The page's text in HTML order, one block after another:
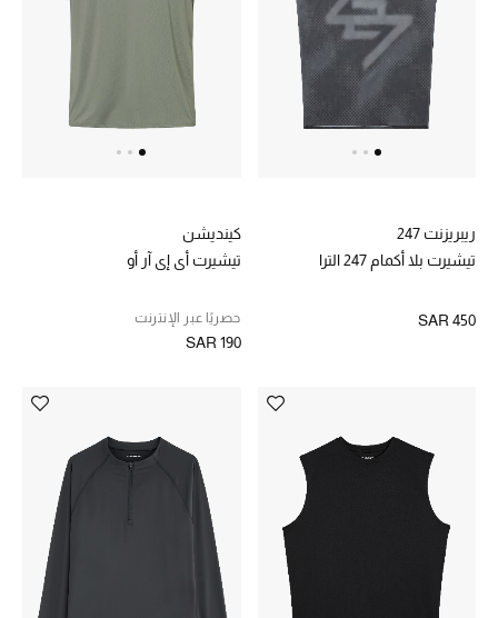
المكياج
العناية بالبشرة
مستحضرات العناية
العناية بالشعر
أبرز الماركات
ماركات جديدة للجمال
تسوقوا أحدث الماركات
ريبريزنت 247
تيشيرت بلا أكمام 247 الترا
SAR 450
كينديشن
تيشيرت أي إي آر أو
حصريًا عبر الإنترنت
SAR 190